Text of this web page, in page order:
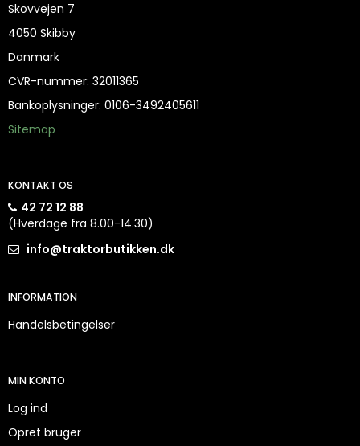
Skovvejen 7
4050 Skibby
Danmark
CVR-nummer: 32011365
Bankoplysninger: 0106-3492405611
Sitemap
KONTAKT OS
42 72 12 88
(Hverdage fra 8.00-14.30)
info@traktorbutikken.dk
INFORMATION
Handelsbetingelser
MIN KONTO
Log ind
Opret bruger